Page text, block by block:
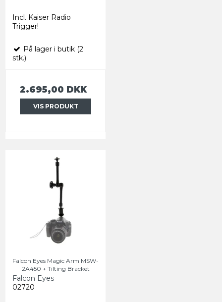
Incl. Kaiser Radio
Trigger!
På lager i butik (2
stk.)
2.695,00 DKK
VIS PRODUKT
Falcon Eyes Magic Arm MSW-
2A450 + Tilting Bracket
Falcon Eyes
02720